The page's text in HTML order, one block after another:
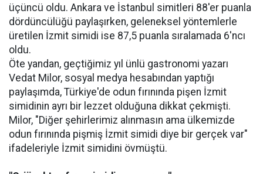
üçüncü oldu. Ankara ve İstanbul simitleri 88'er puanla
dördüncülüğü paylaşırken, geleneksel yöntemlerle
üretilen İzmit simidi ise 87,5 puanla sıralamada 6'ncı
oldu.
Öte yandan, geçtiğimiz yıl ünlü gastronomi yazarı
Vedat Milor, sosyal medya hesabından yaptığı
paylaşımda, Türkiye'de odun fırınında pişen İzmit
simidinin ayrı bir lezzet olduğuna dikkat çekmişti.
Milor, "Diğer şehirlerimiz alınmasın ama ülkemizde
odun fırınında pişmiş İzmit simidi diye bir gerçek var"
ifadeleriyle İzmit simidini övmüştü.